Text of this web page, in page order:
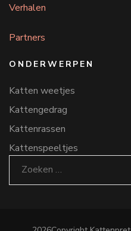
Verhalen
Partners
ONDERWERPEN
Katten weetjes
Kattengedrag
Kattenrassen
Kattenspeeltjes
Zoeken
naar: